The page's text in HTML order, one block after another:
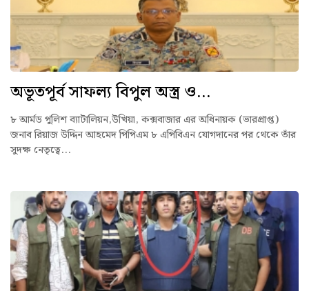
অভূতপূর্ব সাফল্য বিপুল অস্ত্র ও...
৮ আর্মড পুলিশ ব্যাটালিয়ন,উখিয়া, কক্সবাজার এর অধিনায়ক (ভারপ্রাপ্ত)
জনাব রিয়াজ উদ্দিন আহমেদ পিপিএম ৮ এপিবিএন যোগদানের পর থেকে তাঁর
সুদক্ষ নেতৃত্বে...